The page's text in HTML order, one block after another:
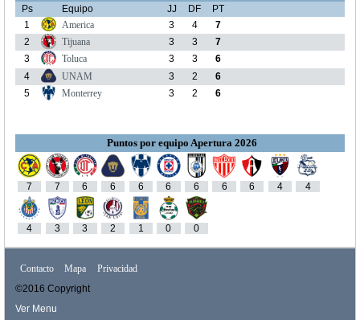
Ps Equipo JJ DF
PT
1
America 3 4
7
2
Tijuana 3 3
7
3
Toluca 3 3
6
4
UNAM 3 2
6
5
Monterrey 3 2 6
Puntos por equipo Apertura 2026
7 7 6 6 6 6 6 6 6 4 4
4 3 3 2 1 0 0
Contacto Mapa
Privacidad
©2016 Copyright